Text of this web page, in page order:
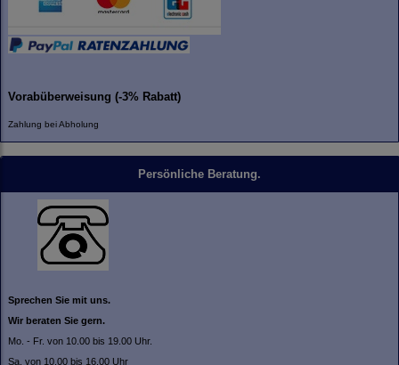
Vorabüberweisung (-3% Rabatt)
Zahlung bei Abholung
Persönliche Beratung.
Sprechen Sie mit uns.
Wir beraten Sie gern.
Mo. - Fr. von 10.00 bis 19.00 Uhr.
Sa. von 10.00 bis 16.00 Uhr